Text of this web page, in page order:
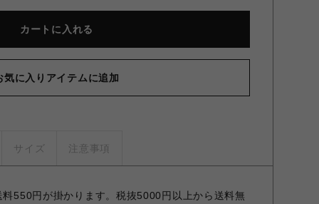
カートに入れる
気に入りアイテムに追加
サイズ 注意事項
550円が掛かります。税抜5000円以上から送料無